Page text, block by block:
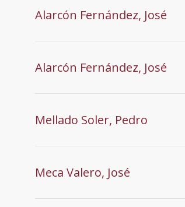
Alarcón Fernández, José
Alarcón Fernández, José
Mellado Soler, Pedro
Meca Valero, José